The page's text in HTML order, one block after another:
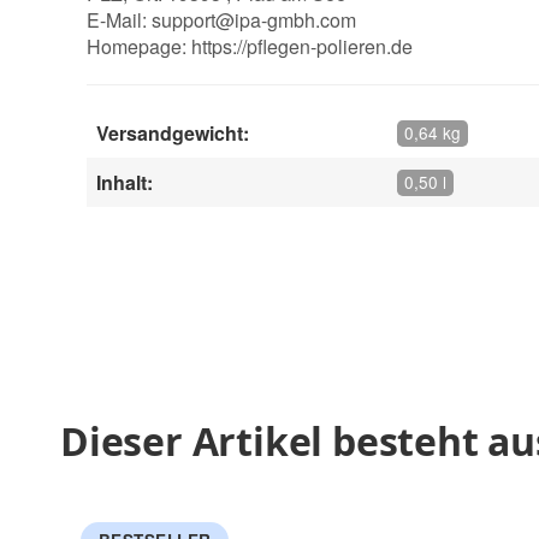
E-Mail: support@ipa-gmbh.com
Homepage: https://pflegen-polieren.de
Versandgewicht: 0,64 kg
Inhalt: 0,50 l
Dieser Artikel besteht